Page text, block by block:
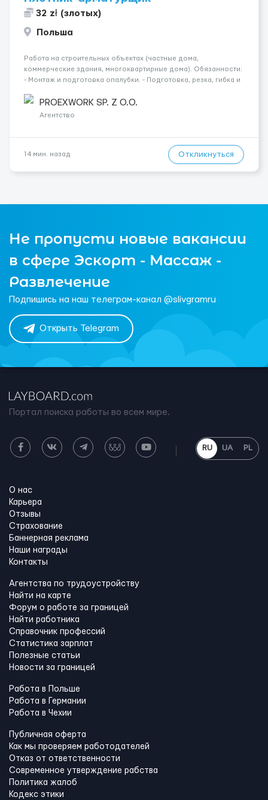
32 zł (злотых)
Польша
Работа на строительных объектах (частные дома,
коммерческие здания, многоквартирные дома). Обязанности:
- Монтаж и подготовка опалубки. - Подготовка, резка, гибка и
Связка арматурных стержней. - Заливка бетона. - Демонтаж
опалубки после за...
PROEXWORK SP. Z O.O.
Агентство
14 мин. назад Откликнуться
Не пропусти новые вакансии
в сфере Эскорт - Массаж -
Развлечение
Подпишись на наш телеграм-канал @slivgramru
Открыть Telegram
Портал поиска работы во всем мире.
RU UA PL
О нас
Карьера
Отзывы
Страхование
Баннерная реклама
Наши награды
Контакты
Агентства по трудоустройству
Найти на карте
Форум о работе за границей
Найти работника
Справочник профессий
Статистика зарплат
Полезные статьи
Новости за границей
Работа в Польше
Работа в Германии
Работа в Чехии
Публичная оферта
Как мы проверяем работодателей
Отказ от ответственности
Современное утверждение рабства
Политика жалоб
Кодекс этики